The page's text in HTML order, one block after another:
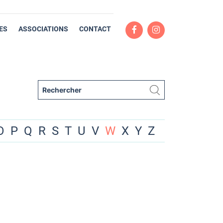
ASSOCIATIONS CONTACT
P Q R S T U V W X Y Z